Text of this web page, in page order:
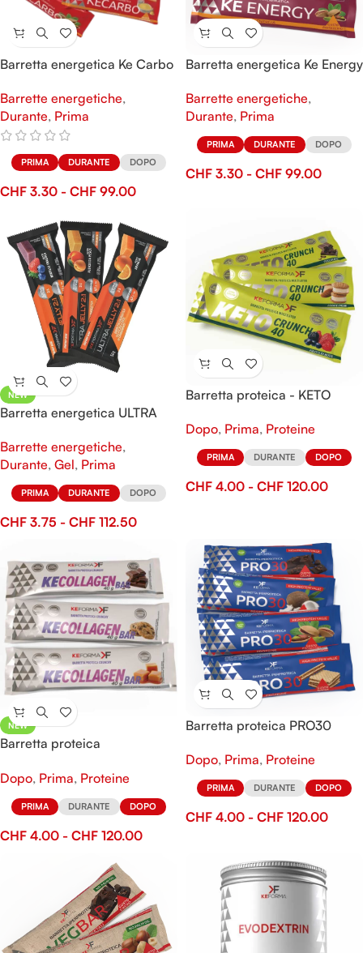
Barretta energetica Ke Carbo
Barrette energetiche,
Durante, Prima
PRIMA DURANTE DOPO
CHF 3.30 - CHF 99.00
Barretta energetica Ke Energy
Barrette energetiche,
Durante, Prima
PRIMA DURANTE DOPO
CHF 3.30 - CHF 99.00
NEW
Barretta energetica ULTRA
Barrette energetiche,
Durante, Gel, Prima
PRIMA DURANTE DOPO
CHF 3.75 - CHF 112.50
Barretta proteica - KETO
Dopo, Prima, Proteine
PRIMA DURANTE DOPO
CHF 4.00 - CHF 120.00
NEW
Barretta proteica
Dopo, Prima, Proteine
PRIMA DURANTE DOPO
CHF 4.00 - CHF 120.00
Barretta proteica PRO30
Dopo, Prima, Proteine
PRIMA DURANTE DOPO
CHF 4.00 - CHF 120.00